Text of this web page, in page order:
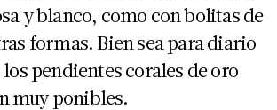
y blanco, como con bolitas de
formas. Bien sea para diario
pendientes corales de oro
muy ponibles.